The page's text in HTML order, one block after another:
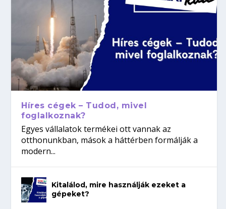
Híres cégek – Tudod, mivel
foglalkoznak?
Egyes vállalatok termékei ott vannak az
otthonunkban, mások a háttérben formálják a
modern...
Kitalálod, mire használják ezeket a
gépeket?